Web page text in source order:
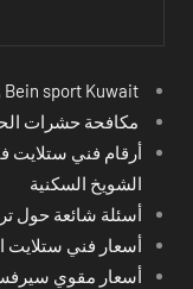
مكافحة حشرات
أرقام فني
الشويخ السكنية
أسئلة شائعة حول
أسعار فني ستلايت
أسعار مقوي